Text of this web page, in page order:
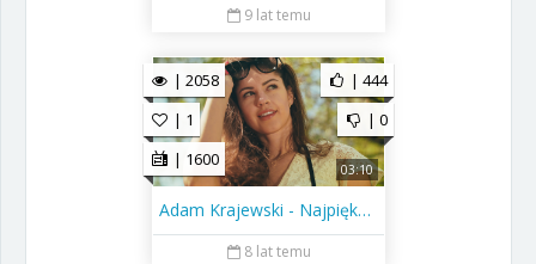
9 lat temu
| 2058
| 1
| 1600
| 444
| 0
03:10
Adam Krajewski - Najpiękniejsza (Official Video Clip) 2018
8 lat temu